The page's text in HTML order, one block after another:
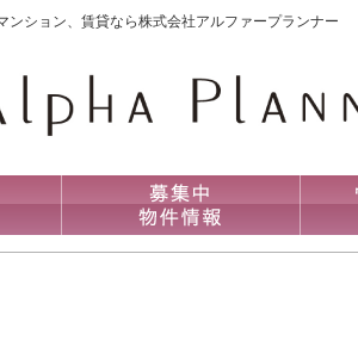
ンション、賃貸なら株式会社アルファープランナー